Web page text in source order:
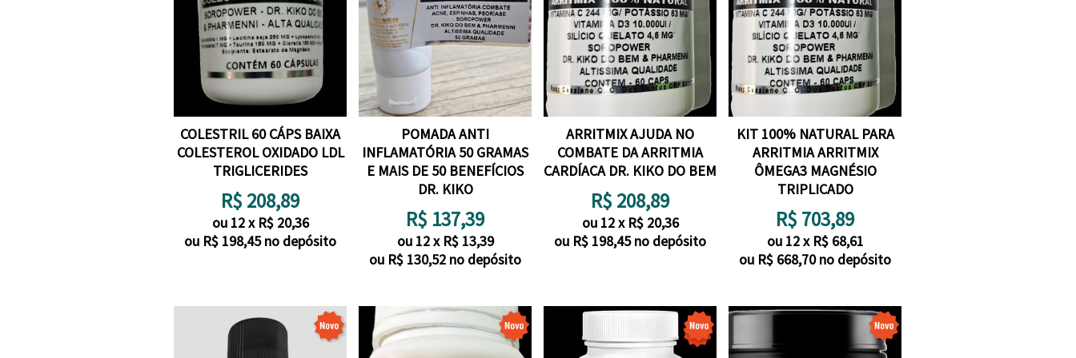
COLESTRIL 60 CÁPS BAIXA
COLESTEROL OXIDADO LDL
TRIGLICERIDES
R$ 208,89
ou 12x R$ 20,36
ou R$ 198,45 no depósito
POMADA ANTI
INFLAMATÓRIA 50 GRAMAS
E MAIS DE 50 BENEFÍCIOS
DR. KIKO
R$ 137,39
ou 12x R$ 13,39
ou R$ 130,52 no depósito
ARRITMIX AJUDA NO
COMBATE DA ARRITMIA
CARDÍACA DR. KIKO DO BEM
R$ 208,89
ou 12x R$ 20,36
ou R$ 198,45 no depósito
KIT 100% NATURAL PARA
ARRITMIA ARRITMIX
ÔMEGA3 MAGNÉSIO
TRIPLICADO
R$ 703,89
ou 12x R$ 68,61
ou R$ 668,70 no depósito